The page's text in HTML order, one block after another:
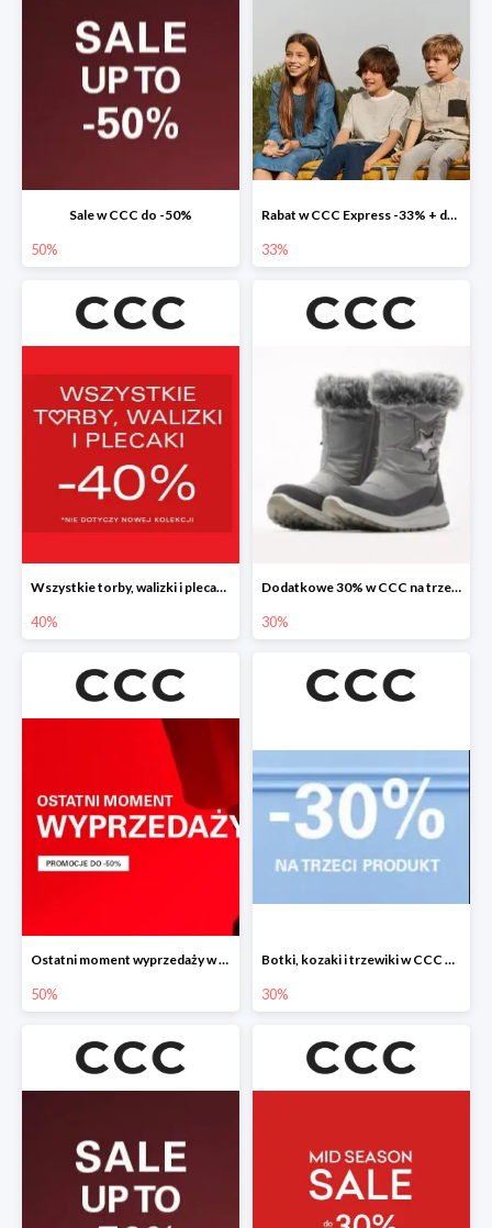
Sale w CCC do -50%
50%
Rabat w CCC Express -33% + darmowa dostawa
33%
Wszystkie torby, walizki i plecaki w CCC -40%
40%
Dodatkowe 30% w CCC na trzewiki, botki i kozaki
30%
Ostatni moment wyprzedaży w CCC do -50%
50%
Botki, kozaki i trzewiki w CCC do -30%
30%